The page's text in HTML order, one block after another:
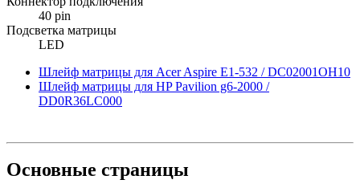
40 pin
Подсветка матрицы
LED
Шлейф матрицы для Acer Aspire E1-532 / DC02001OH10
Шлейф матрицы для HP Pavilion g6-2000 /
DD0R36LC000
Основные страницы